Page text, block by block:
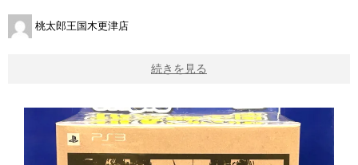
桃太郎王国木更津店
続きを見る